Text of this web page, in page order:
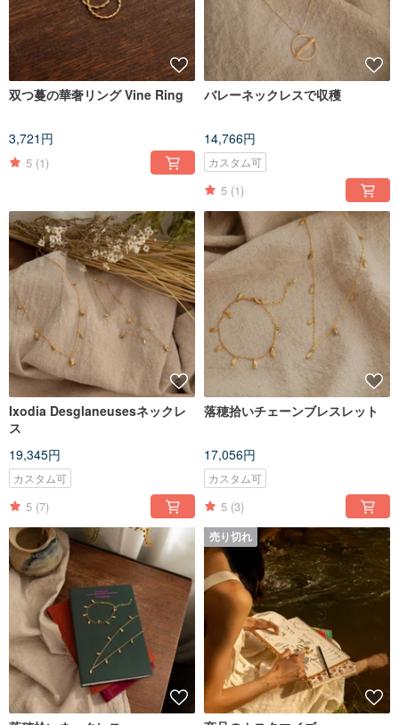
双つ蔓の華奢リング Vine Ring
3,721円
5 (1)
バレーネックレスで収穫
14,766円
カスタム可
5 (1)
Ixodia Desglaneusesネックレ
ス
19,345円
カスタム可
5 (7)
落穂拾いチェーンブレスレット
17,056円
カスタム可
5 (3)
売り切れ